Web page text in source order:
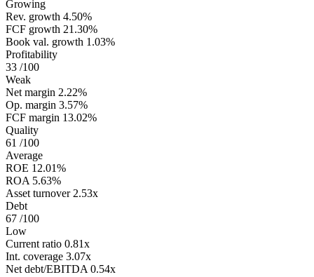
Growing
Rev. growth 4.50%
FCF growth 21.30%
Book val. growth 1.03%
Profitability
33 /100
Weak
Net margin 2.22%
Op. margin 3.57%
FCF margin 13.02%
Quality
61 /100
Average
ROE 12.01%
ROA 5.63%
Asset turnover 2.53x
Debt
67 /100
Low
Current ratio 0.81x
Int. coverage 3.07x
Net debt/EBITDA 0.54x